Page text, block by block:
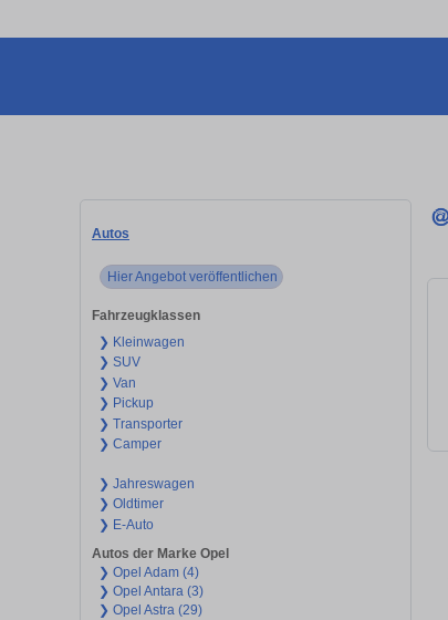
Autos
Hier Angebot veröffentlichen
Fahrzeugklassen
❯ Kleinwagen
❯ SUV
❯ Van
❯ Pickup
❯ Transporter
❯ Camper
❯ Jahreswagen
❯ Oldtimer
❯ E-Auto
Autos der Marke Opel
❯ Opel Adam (4)
❯ Opel Antara (3)
❯ Opel Astra (29)